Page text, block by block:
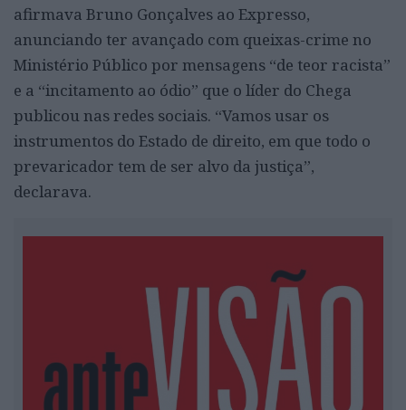
afirmava Bruno Gonçalves ao Expresso,
anunciando ter avançado com queixas-crime no
Ministério Público por mensagens “de teor racista”
e a “incitamento ao ódio” que o líder do Chega
publicou nas redes sociais. “Vamos usar os
instrumentos do Estado de direito, em que todo o
prevaricador tem de ser alvo da justiça”,
declarava.